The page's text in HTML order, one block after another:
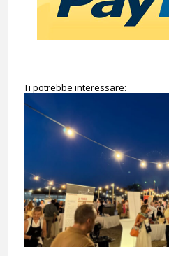
Ti potrebbe interessare: